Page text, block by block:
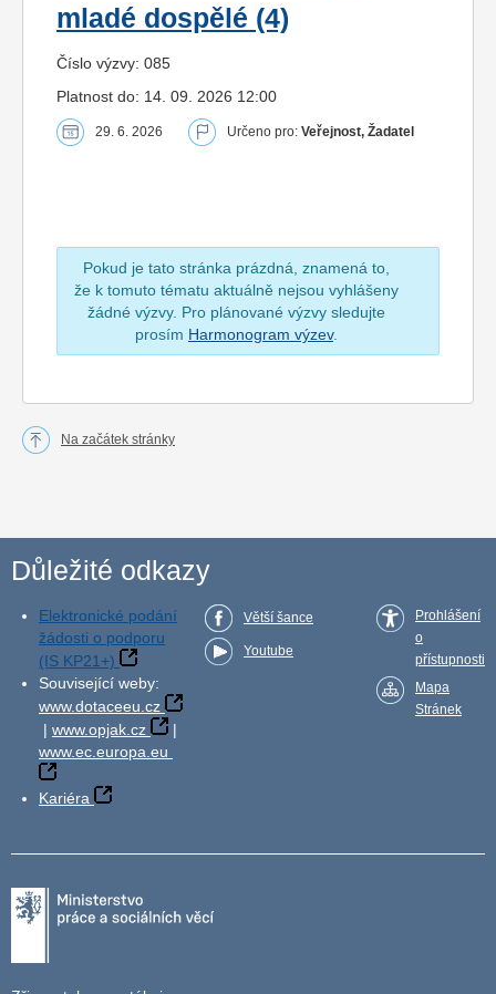
mladé dospělé (4)
Číslo výzvy: 085
Platnost do: 14. 09. 2026 12:00
29. 6. 2026 Určeno pro: Veřejnost, Žadatel
Pokud je tato stránka prázdná, znamená to,
že k tomuto tématu aktuálně nejsou vyhlášeny
žádné výzvy. Pro plánované výzvy sledujte
prosím Harmonogram výzev.
Na začátek stránky
Důležité odkazy
Elektronické podání
žádosti o podporu
(IS KP21+)
Související weby:
www.dotaceeu.cz
| www.opjak.cz
|
www.ec.europa.eu
Kariéra
Větší šance
Youtube
Prohlášení
o
přístupnosti
Mapa
Stránek